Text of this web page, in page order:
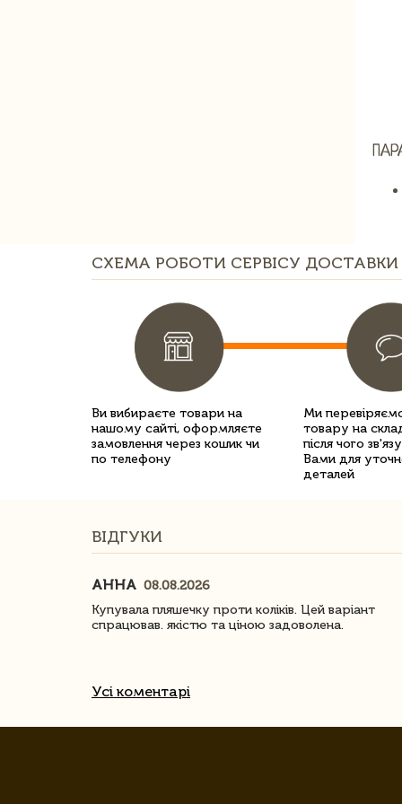
СХЕМА РОБОТИ СЕРВІСУ ДОСТАВКИ
Ви вибираєте товари на
нашому сайті, оформляєте
замовлення через кошик чи
по телефону
Ми
товару на
після чого
Вами для
деталей
ВІДГУКИ
АННА 08.08.2026
Купувала пляшечку проти коліків. Цей варіант
спрацював. якістю та ціною задоволена.
Усі коментарі